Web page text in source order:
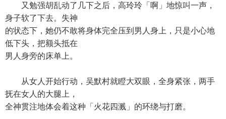
又勉强胡乱动了几下之后，高玲玲「啊」地惊叫一声，
身子软了下去。失神
的状态下，她仍不敢将身体完全压到男人身上，只是小心地
低下头，把额头抵在
男人身旁的床单上。
从女人开始行动，吴默村就瞪大双眼，全身紧张，两手
抚在女人的大腿上，
全神贯注地体会着这种「火花四溅」的环绕与打磨。